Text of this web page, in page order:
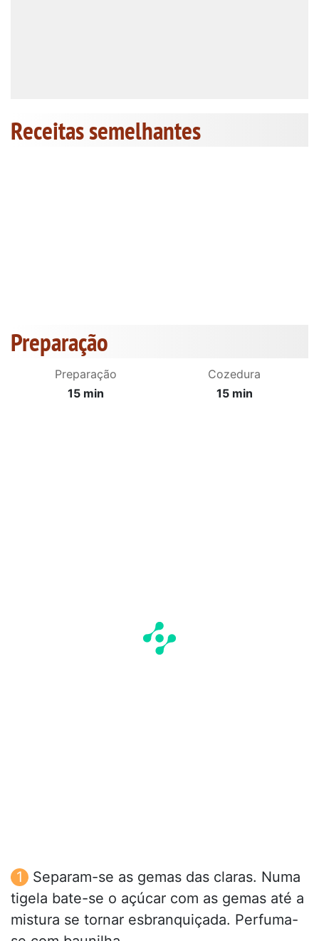
Receitas semelhantes
Preparação
Preparação
15 min
Cozedura
15 min
Separam-se as gemas das claras. Numa
tigela bate-se o açúcar com as gemas até a
mistura se tornar esbranquiçada. Perfuma-